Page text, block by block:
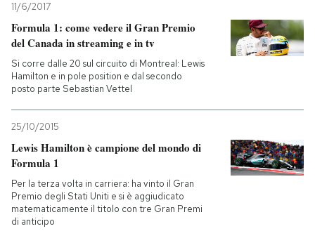
CALENDARIO
AREA PERSONALE
11/6/2017
Formula 1: come vedere il Gran Premio
del Canada in streaming e in tv
Si corre dalle 20 sul circuito di Montreal: Lewis
Hamilton e in pole position e dal secondo
posto parte Sebastian Vettel
25/10/2015
Lewis Hamilton è campione del mondo di
Formula 1
Per la terza volta in carriera: ha vinto il Gran
Premio degli Stati Uniti e si è aggiudicato
matematicamente il titolo con tre Gran Premi
di anticipo